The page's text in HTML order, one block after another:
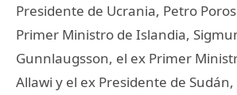
Presidente de Ucrania, Petro
Primer Ministro de Islandia,
Gunnlaugsson, el ex Primer
Allawi y el ex Presidente de